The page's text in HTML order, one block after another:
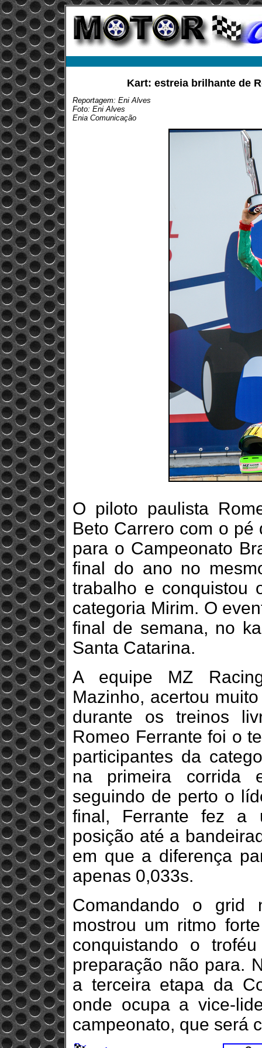
Kart: estreia brilhante de
Reportagem: Eni Alves
Foto: Eni Alves
Enia Comunicação
O piloto paulista
Beto Carrero com o
para o Campeonato
final do ano no
trabalho e conquistou
categoria Mirim. O
final de semana, no
Santa Catarina.
A equipe MZ
Mazinho, acertou
durante os treinos
Romeo Ferrante foi o
participantes da
na primeira corrida
seguindo de perto o
final, Ferrante fez a
posição até a
em que a diferença
apenas 0,033s.
Comandando o grid
mostrou um ritmo
conquistando o
preparação não para.
a terceira etapa da
onde ocupa a vice-
campeonato, que será